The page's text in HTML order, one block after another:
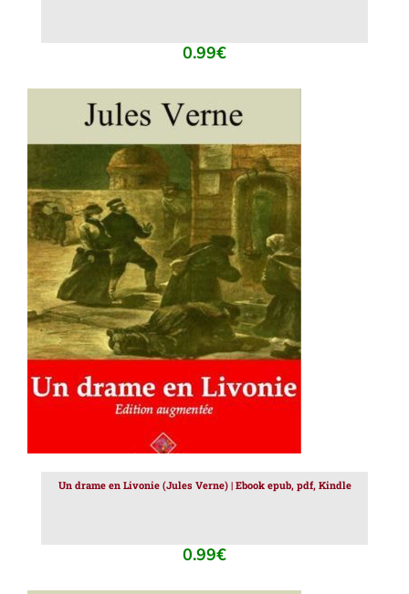
0.99€
AJOUTER AU PANIER DÉTAILS
Un drame en Livonie (Jules Verne) | Ebook epub, pdf, Kindle
0.99€